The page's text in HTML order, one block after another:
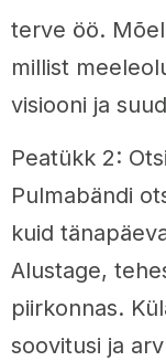
terve öö.
millist
visiooni ja
Peatükk 2:
Pulmabändi
kuid
Alustage,
piirkonnas.
soovitusi ja